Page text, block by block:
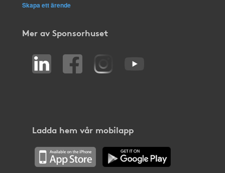
Skapa ett ärende
Mer av Sponsorhuset
Ladda hem vår mobilapp